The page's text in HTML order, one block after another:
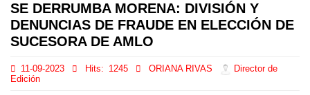
SE DERRUMBA MORENA: DIVISIÓN Y
DENUNCIAS DE FRAUDE EN ELECCIÓN DE
SUCESORA DE AMLO
11-09-2023 Hits: 1245 ORIANA RIVAS
Director de
Edición